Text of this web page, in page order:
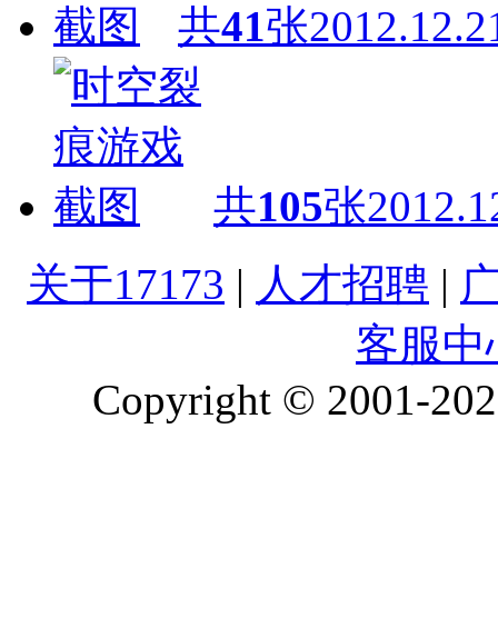
共41张
共105张
关于17173 | 人才招聘 |
客服中
Copyright © 2001-